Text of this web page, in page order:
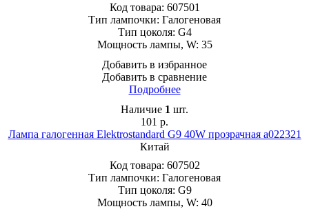
Код товара: 607501
Тип лампочки: Галогеновая
Тип цоколя: G4
Мощность лампы, W: 35
Добавить в избранное
Добавить в сравнение
Подробнее
Наличие 1 шт.
101 р.
Лампа галогенная Elektrostandard G9 40W прозрачная a022321
Китай
Код товара: 607502
Тип лампочки: Галогеновая
Тип цоколя: G9
Мощность лампы, W: 40